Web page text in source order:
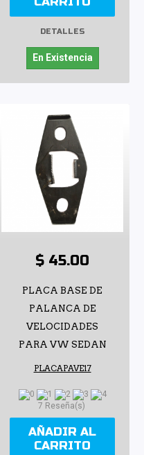
DETALLES
En Existencia
$ 45.00
PLACA BASE DE
PALANCA DE
VELOCIDADES
PARA VW SEDAN
PLACAPAVE17
7 Reseña(s)
AÑADIR AL
CARRITO